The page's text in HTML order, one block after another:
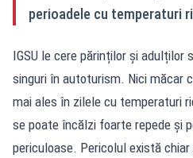
perioadele cu temperaturi
IGSU le cere părinților și adulților
singuri în autoturism. Nici măcar
mai ales în zilele cu temperaturi
se poate încălzi foarte repede și
periculoase. Pericolul există